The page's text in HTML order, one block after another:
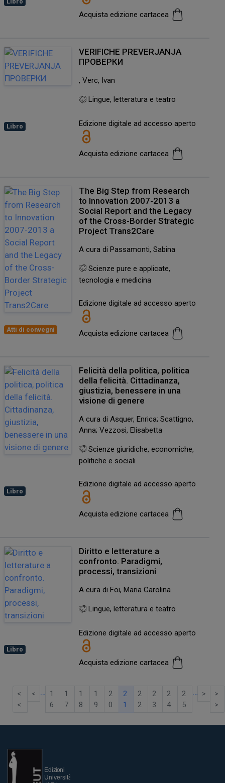
Acquista edizione cartacea
Libro
VERIFICHE PREVERJANJA
ПРОВЕРКИ
, Verc, Ivan
Lingue, letteratura e teatro
Edizione digitale ad accesso aperto
Acquista edizione cartacea
Atti di convegni
The Big Step from Research
to Innovation 2007-2013 a
Social Report and the Legacy
of the Cross-Border Strategic
Project Trans2Care
A cura di Passamonti, Sabina
Scienze pure e applicate,
tecnologia e medicina
Edizione digitale ad accesso aperto
Acquista edizione cartacea
Libro
Felicità della politica, politica
della felicità. Cittadinanza,
giustizia, benessere in una
visione di genere
A cura di Asquer, Enrica; Scattigno,
Anna; Vezzosi, Elisabetta
Scienze giuridiche, economiche,
politiche e sociali
Edizione digitale ad accesso aperto
Acquista edizione cartacea
Libro
Diritto e letterature a
confronto. Paradigmi,
processi, transizioni
A cura di Foi, Maria Carolina
Lingue, letteratura e teatro
Edizione digitale ad accesso aperto
Acquista edizione cartacea
<
<
< … 1
6
1
7
1
8
1
9
2
0
2
1
2
2
2
3
2
4
2
5
… >
>
>